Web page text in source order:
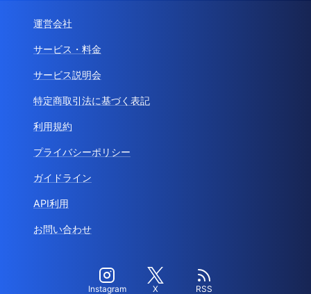
運営会社
サービス・料金
サービス説明会
特定商取引法に基づく表記
利用規約
プライバシーポリシー
ガイドライン
API利用
お問い合わせ
Instagram X RSS